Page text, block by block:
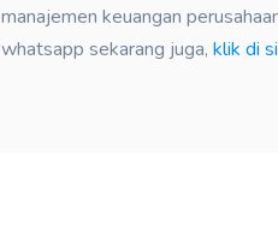
manajemen keuangan
whatsapp sekarang juga, klik di